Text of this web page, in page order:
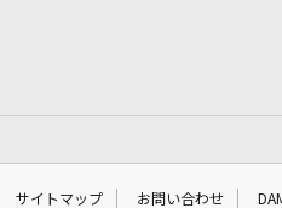
サイトマップ お問い合わせ